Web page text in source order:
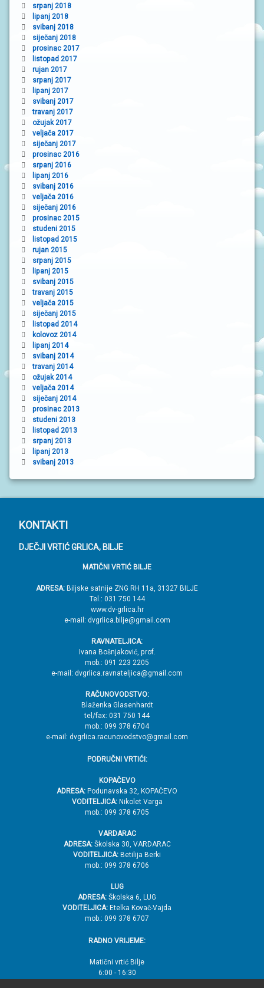
srpanj 2018
lipanj 2018
svibanj 2018
siječanj 2018
prosinac 2017
listopad 2017
rujan 2017
srpanj 2017
lipanj 2017
svibanj 2017
travanj 2017
ožujak 2017
veljača 2017
siječanj 2017
prosinac 2016
srpanj 2016
lipanj 2016
svibanj 2016
veljača 2016
siječanj 2016
prosinac 2015
studeni 2015
listopad 2015
rujan 2015
srpanj 2015
lipanj 2015
svibanj 2015
travanj 2015
veljača 2015
siječanj 2015
listopad 2014
kolovoz 2014
lipanj 2014
svibanj 2014
travanj 2014
ožujak 2014
veljača 2014
siječanj 2014
prosinac 2013
studeni 2013
listopad 2013
srpanj 2013
lipanj 2013
svibanj 2013
P
o
KONTAKTI
DJEČJI VRTIĆ GRLICA, BILJE
MATIČNI VRTIĆ BILJE
ADRESA: Biljske satnije ZNG RH 11a, 31327 BILJE
Tel.: 031 750 144
www.dv-grlica.hr
e-mail: dvgrlica.bilje@gmail.com
RAVNATELJICA:
Ivana Bošnjaković, prof.
mob.: 091 223 2205
e-mail: dvgrlica.ravnateljica@gmail.com
RAČUNOVODSTVO:
Blaženka Glasenhardt
tel/fax: 031 750 144
mob.: 099 378 6704
e-mail: dvgrlica.racunovodstvo@gmail.com
PODRUČNI VRTIĆI:
KOPAČEVO
ADRESA: Podunavska 32, KOPAČEVO
VODITELJICA:Nikolet Varga
mob.: 099 378 6705
VARDARAC
ADRESA:Školska 30, VARDARAC
VODITELJICA: Betilija Berki
mob.: 099 378 6706
LUG
ADRESA: Školska 6, LUG
VODITELJICA: Etelka Kovač-Vajda
mob.: 099 378 6707
RADNO VRIJEME:
Matični vrtić Bilje
6:00 - 16:30